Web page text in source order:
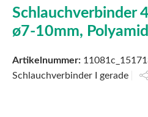
Schlauchverbinder
ø7-10mm, Polyamid
Artikelnummer:
Schlauchverbinder I gerade